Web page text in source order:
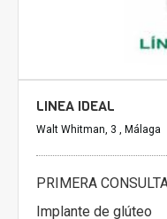
LINEA IDEAL
Walt Whitman, 3 , Málaga
PRIMERA
Implante de glúteo